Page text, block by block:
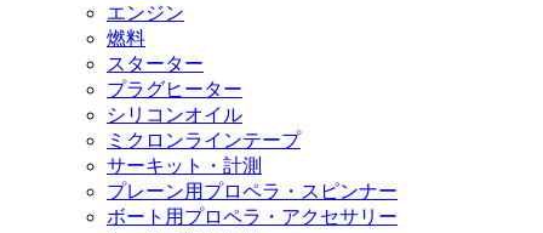
エンジン
燃料
スターター
プラグヒーター
シリコンオイル
ミクロンラインテープ
サーキット・計測
プレーン用プロペラ・スピンナー
ボート用プロペラ・アクセサリー